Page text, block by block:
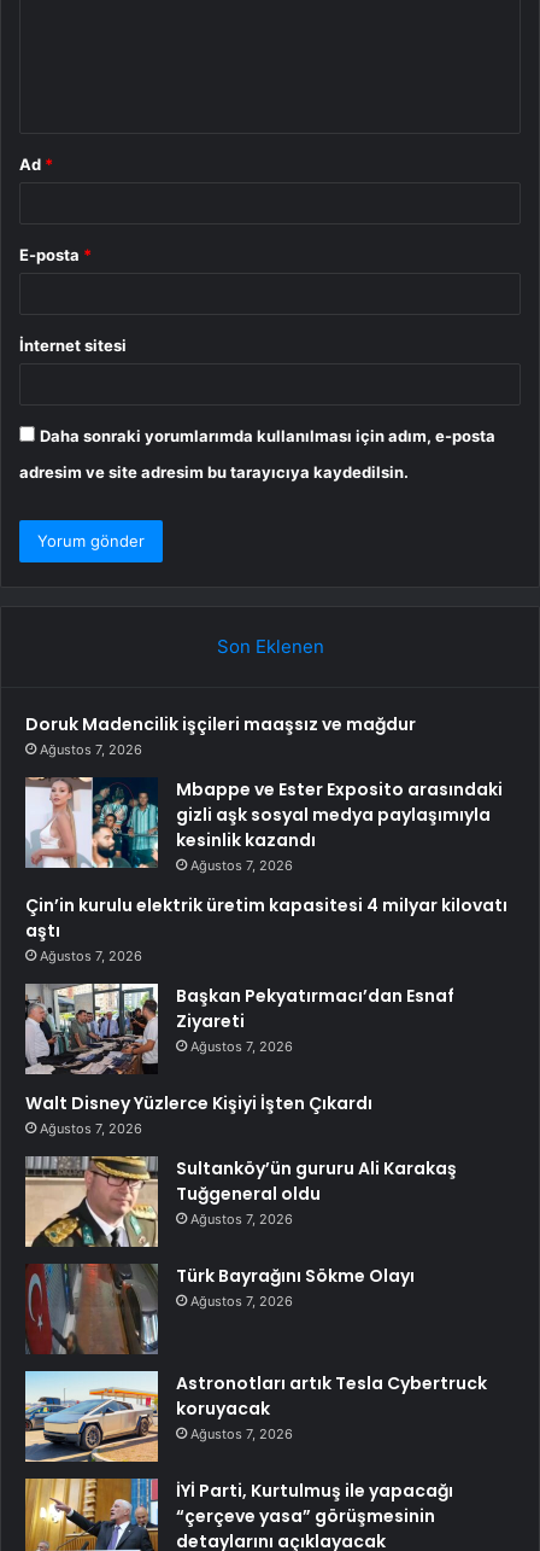
Ad *
E-posta *
İnternet sitesi
Daha sonraki yorumlarımda kullanılması için adım, e-posta
adresim ve site adresim bu tarayıcıya kaydedilsin.
Son Eklenen
Doruk Madencilik işçileri maaşsız ve mağdur
Ağustos 7, 2026
Mbappe ve Ester Exposito arasındaki
gizli aşk sosyal medya paylaşımıyla
kesinlik kazandı
Ağustos 7, 2026
Çin’in kurulu elektrik üretim kapasitesi 4 milyar kilovatı
aştı
Ağustos 7, 2026
Başkan Pekyatırmacı’dan Esnaf
Ziyareti
Ağustos 7, 2026
Walt Disney Yüzlerce Kişiyi İşten Çıkardı
Ağustos 7, 2026
Sultanköy’ün gururu Ali Karakaş
Tuğgeneral oldu
Ağustos 7, 2026
Türk Bayrağını Sökme Olayı
Ağustos 7, 2026
Astronotları artık Tesla Cybertruck
koruyacak
Ağustos 7, 2026
İYİ Parti, Kurtulmuş ile yapacağı
“çerçeve yasa” görüşmesinin
detaylarını açıklayacak